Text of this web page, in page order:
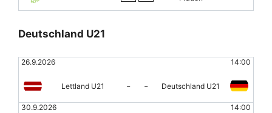
Deutschland U21
26.9.2026 14:00
Lettland U21 - - Deutschland U21
30.9.2026 14:00